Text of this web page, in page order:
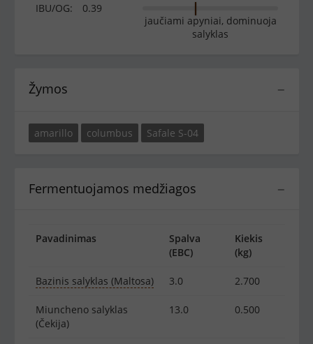
IBU/OG:
0.39
jaučiami apyniai, dominuoja
salyklas
−
Žymos
amarillo columbus Safale S-04
−
Fermentuojamos medžiagos
Pavadinimas
Spalva
(EBC)
Kiekis
(kg)
Bazinis salyklas (Maltosa) 3.0 2.700
Miuncheno salyklas
(Čekija)
13.0 0.500